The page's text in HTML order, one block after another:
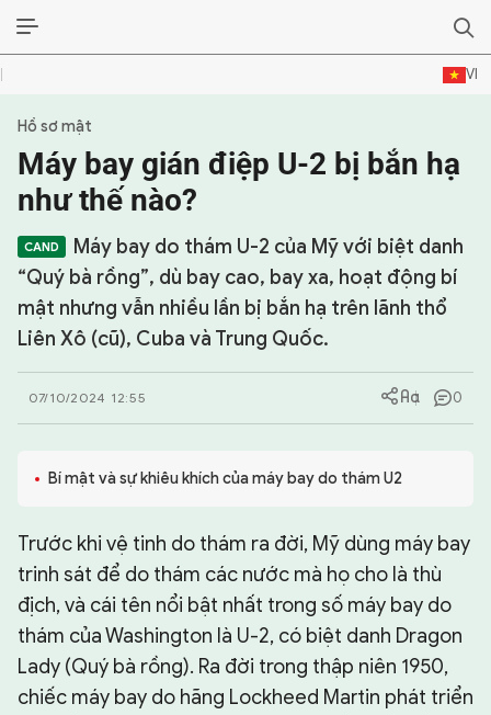
VI
SỰ KIỆN & BÌNH LUẬN
HẬU TRƯỜNG
KINH TẾ - VĂN HÓA - THỂ THAO
HỒ SƠ MẬT
PHÓNG SỰ
TƯ LIỆU
CHUYÊN TRANG
Hồ sơ mật
Máy bay gián điệp U-2 bị bắn hạ
như thế nào?
Máy bay do thám U-2 của Mỹ với biệt danh
“Quý bà rồng”, dù bay cao, bay xa, hoạt động bí
mật nhưng vẫn nhiều lần bị bắn hạ trên lãnh thổ
Liên Xô (cũ), Cuba và Trung Quốc.
07/10/2024 12:55 0
Bí mật và sự khiêu khích của máy bay do thám U2
Trước khi vệ tinh do thám ra đời, Mỹ dùng máy bay
trinh sát để do thám các nước mà họ cho là thù
địch, và cái tên nổi bật nhất trong số máy bay do
thám của Washington là U-2, có biệt danh Dragon
Lady (Quý bà rồng). Ra đời trong thập niên 1950,
chiếc máy bay do hãng Lockheed Martin phát triển